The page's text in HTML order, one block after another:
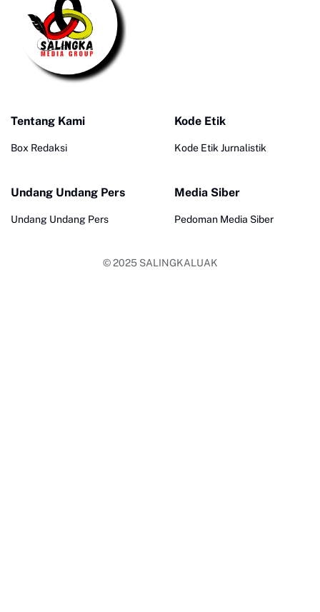
Tentang Kami
Box Redaksi
Kode Etik
Kode Etik Jurnalistik
Undang Undang Pers
Undang Undang Pers
Media Siber
Pedoman Media Siber
© 2025 SALINGKALUAK